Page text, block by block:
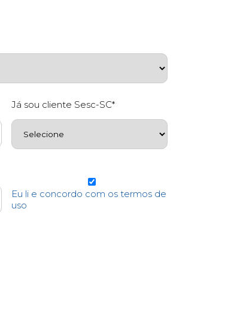
Já sou cliente Sesc-SC*
Eu li e concordo com os termos de
uso